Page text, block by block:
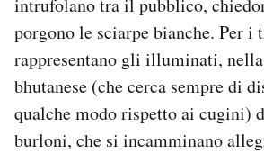
intrufolano tra il pubblico,
porgono le sciarpe bianche. Per i
rappresentano gli illuminati,
bhutanese (che cerca sempre di
qualche modo rispetto ai cugini)
burloni, che si incamminano